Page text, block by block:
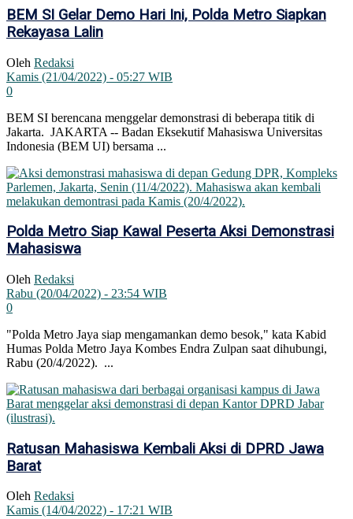
BEM SI Gelar Demo Hari Ini, Polda Metro Siapkan
Rekayasa Lalin
Oleh Redaksi
Kamis (21/04/2022) - 05:27 WIB
0
BEM SI berencana menggelar demonstrasi di beberapa titik di
Jakarta. JAKARTA -- Badan Eksekutif Mahasiswa Universitas
Indonesia (BEM UI) bersama ...
Polda Metro Siap Kawal Peserta Aksi Demonstrasi
Mahasiswa
Oleh Redaksi
Rabu (20/04/2022) - 23:54 WIB
0
"Polda Metro Jaya siap mengamankan demo besok," kata Kabid
Humas Polda Metro Jaya Kombes Endra Zulpan saat dihubungi,
Rabu (20/4/2022). ...
Ratusan Mahasiswa Kembali Aksi di DPRD Jawa
Barat
Oleh Redaksi
Kamis (14/04/2022) - 17:21 WIB